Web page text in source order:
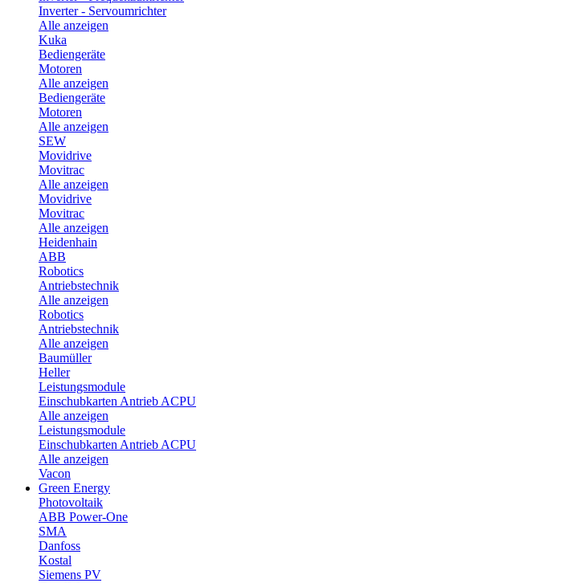
Inverter - Servoumrichter
Alle anzeigen
Kuka
Bediengeräte
Motoren
Alle anzeigen
Bediengeräte
Motoren
Alle anzeigen
SEW
Movidrive
Movitrac
Alle anzeigen
Movidrive
Movitrac
Alle anzeigen
Heidenhain
ABB
Robotics
Antriebstechnik
Alle anzeigen
Robotics
Antriebstechnik
Alle anzeigen
Baumüller
Heller
Leistungsmodule
Einschubkarten Antrieb ACPU
Alle anzeigen
Leistungsmodule
Einschubkarten Antrieb ACPU
Alle anzeigen
Vacon
Green Energy
Photovoltaik
ABB Power-One
SMA
Danfoss
Kostal
Siemens PV